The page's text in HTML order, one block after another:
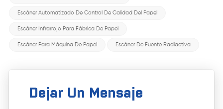
Escáner Automatizado De Control De Calidad Del Papel
Escáner Infrarrojo Para Fábrica De Papel
Escáner Para Máquina De Papel Escáner De Fuente Radiactiva
Dejar Un Mensaje